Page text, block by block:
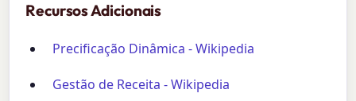
Recursos Adicionais
Precificação Dinâmica - Wikipedia
Gestão de Receita - Wikipedia